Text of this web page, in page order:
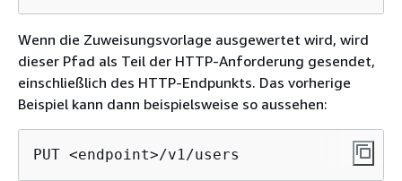
Wenn die Zuweisungsvorlage ausgewertet wird, wird
dieser Pfad als Teil der HTTP-Anforderung gesendet,
einschließlich des HTTP-Endpunkts. Das vorherige
Beispiel kann dann beispielsweise so aussehen:
PUT <endpoint>/v1/users